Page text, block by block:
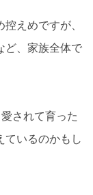
えめですが、
ど、家族全体で
されて育った
ているのかもし